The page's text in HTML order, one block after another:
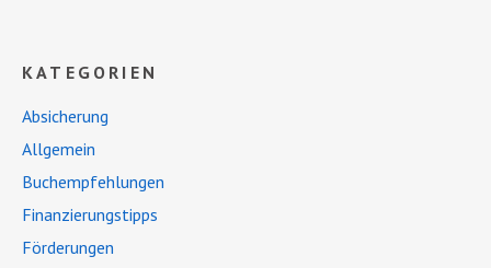
KATEGORIEN
Absicherung
Allgemein
Buchempfehlungen
Finanzierungstipps
Förderungen